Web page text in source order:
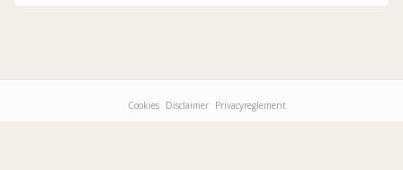
Cookies Disclaimer Privacyreglement